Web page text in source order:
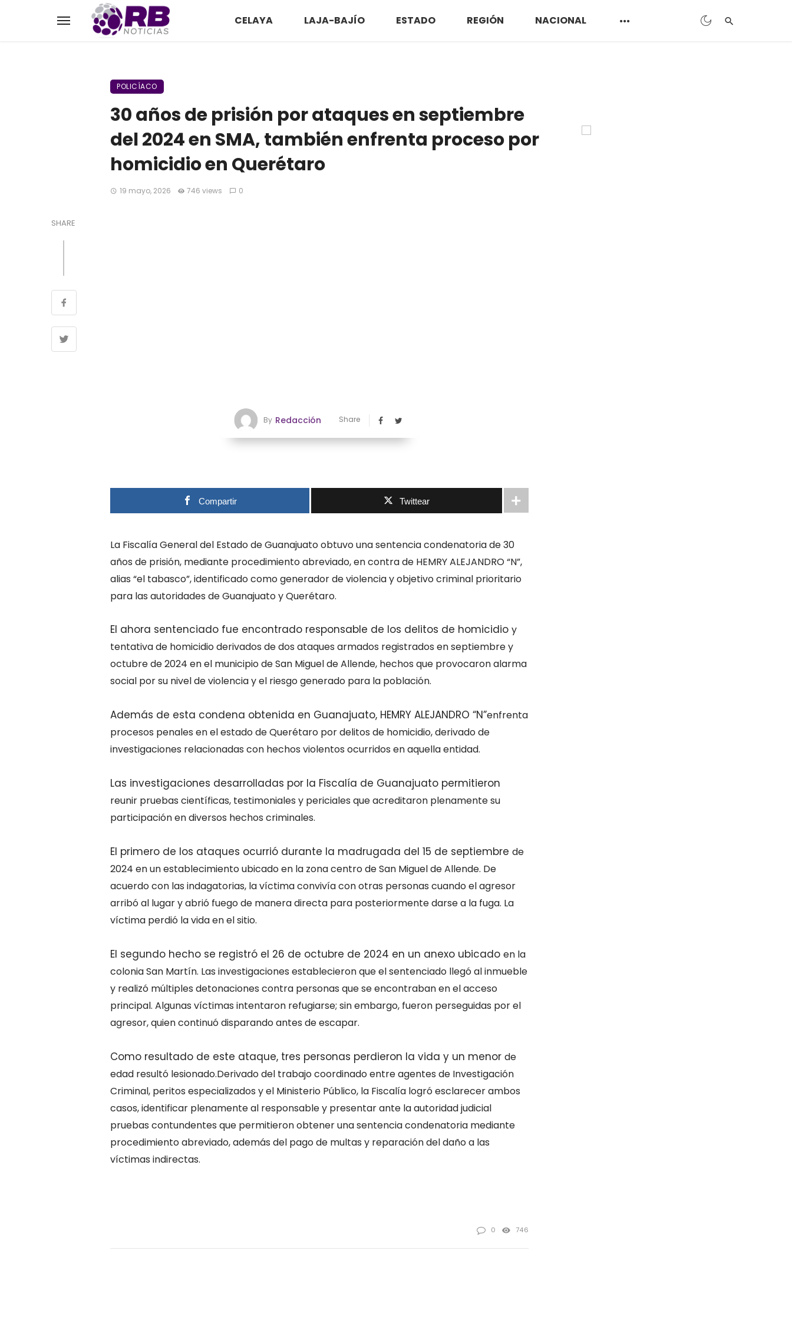
CELAYA LAJA-BAJÍO ESTADO REGIÓN NACIONAL
POLICÍACO
30 años de prisión por ataques en septiembre
del 2024 en SMA, también enfrenta proceso por
homicidio en Querétaro
19 mayo, 2026 746 views 0
SHARE
By Redacción Share
Compartir Twittear
La Fiscalía General del Estado de Guanajuato obtuvo una sentenciacondenatoria de 30
años de prisión, mediante procedimiento abreviado, encontra de HEMRY ALEJANDRO “N”,
alias “el tabasco”, identificado comogenerador de violencia y objetivo criminal prioritario
para las autoridades deGuanajuato y Querétaro.
El ahora sentenciado fue encontrado responsable de los delitos de homicidio y
tentativa de homicidio derivados de dos ataques armados registrados enseptiembre y
octubre de 2024 en el municipio de San Miguel de Allende, hechos que provocaron alarma
social por su nivel de violencia y el riesgogenerado para la población.
Además de esta condena obtenida en Guanajuato, HEMRY ALEJANDRO “N”enfrenta
procesos penales en el estado de Querétaro por delitos de homicidio,derivado de
investigaciones relacionadas con hechos violentos ocurridos enaquella entidad.
Las investigaciones desarrolladas por la Fiscalía de Guanajuato permitieron
reunir pruebas científicas, testimoniales y periciales que acreditaron plenamente su
participación en diversos hechos criminales.
El primero de los ataques ocurrió durante la madrugada del 15 de septiembre de
2024 en un establecimiento ubicado en la zona centro de San Miguel deAllende. De
acuerdo con las indagatorias, la víctima convivía con otras personas cuando el agresor
arribó al lugar y abrió fuego de manera directa para posteriormente darse a la fuga. La
víctima perdió la vida en el sitio.
El segundo hecho se registró el 26 de octubre de 2024 en un anexo ubicado en la
colonia San Martín. Las investigaciones establecieron que el sentenciado llegó al inmueble
y realizó múltiples detonaciones contra personas que seencontraban en el acceso
principal. Algunas víctimas intentaron refugiarse; sin embargo, fueron perseguidas por el
agresor, quien continuó disparandoantes de escapar.
Como resultado de este ataque, tres personas perdieron la vida y un menor de
edad resultó lesionado.Derivado del trabajo coordinado entre agentes de Investigación
Criminal, peritos especializados y el Ministerio Público, la Fiscalía logró esclarecerambos
casos, identificar plenamente al responsable y presentar ante laautoridad judicial
pruebas contundentes que permitieron obtener unasentencia condenatoria mediante
procedimiento abreviado, además del pago de multas y reparación del daño a las
víctimas indirectas.
0 746